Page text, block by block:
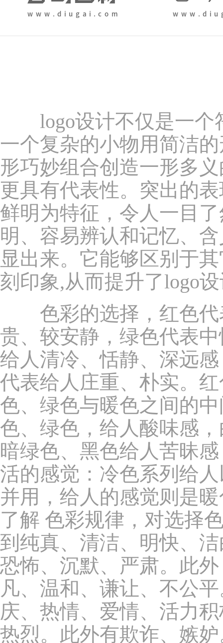
logo设计不仅是一个
一个复杂的小物用简洁
形巧妙组合创造一形多
更具有代表性。突出的
鲜明为特征，令人一目
明、容易辨认和记忆、
显出来。它能够区别于
刻印象,从而提升了logo
色彩的选择，红色代
贵、较安静，绿色代表
给人清冷、恬静、深远
代表给人庄重、朴实。
色、绿色与暖色之间的
色、绿色，给人酸味感
暗绿色、黑色给人苦昧
活的感觉：冷色系列给
并用，给人的感觉则是
了解 色彩规律，对选择
到纯真、清洁、明快、
恐怖、沉默、严肃。此
凡、温和、谦让、不公
庆、热情、爱情、活力
热烈。此外有欺诈、嫉